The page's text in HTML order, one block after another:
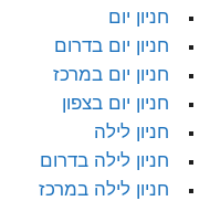
חניון יום
חניון יום בדרום
חניון יום במרכז
חניון יום בצפון
חניון לילה
חניון לילה בדרום
חניון לילה במרכז